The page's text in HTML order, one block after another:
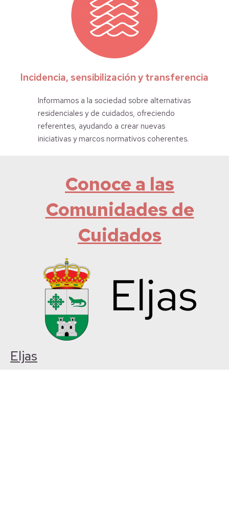
Incidencia, sensibilización y transferencia
Informamos a la sociedad sobre alternativas
residenciales y de cuidados, ofreciendo
referentes, ayudando a crear nuevas
iniciativas y marcos normativos coherentes.
Conoce a las
Comunidades de
Cuidados
Eljas